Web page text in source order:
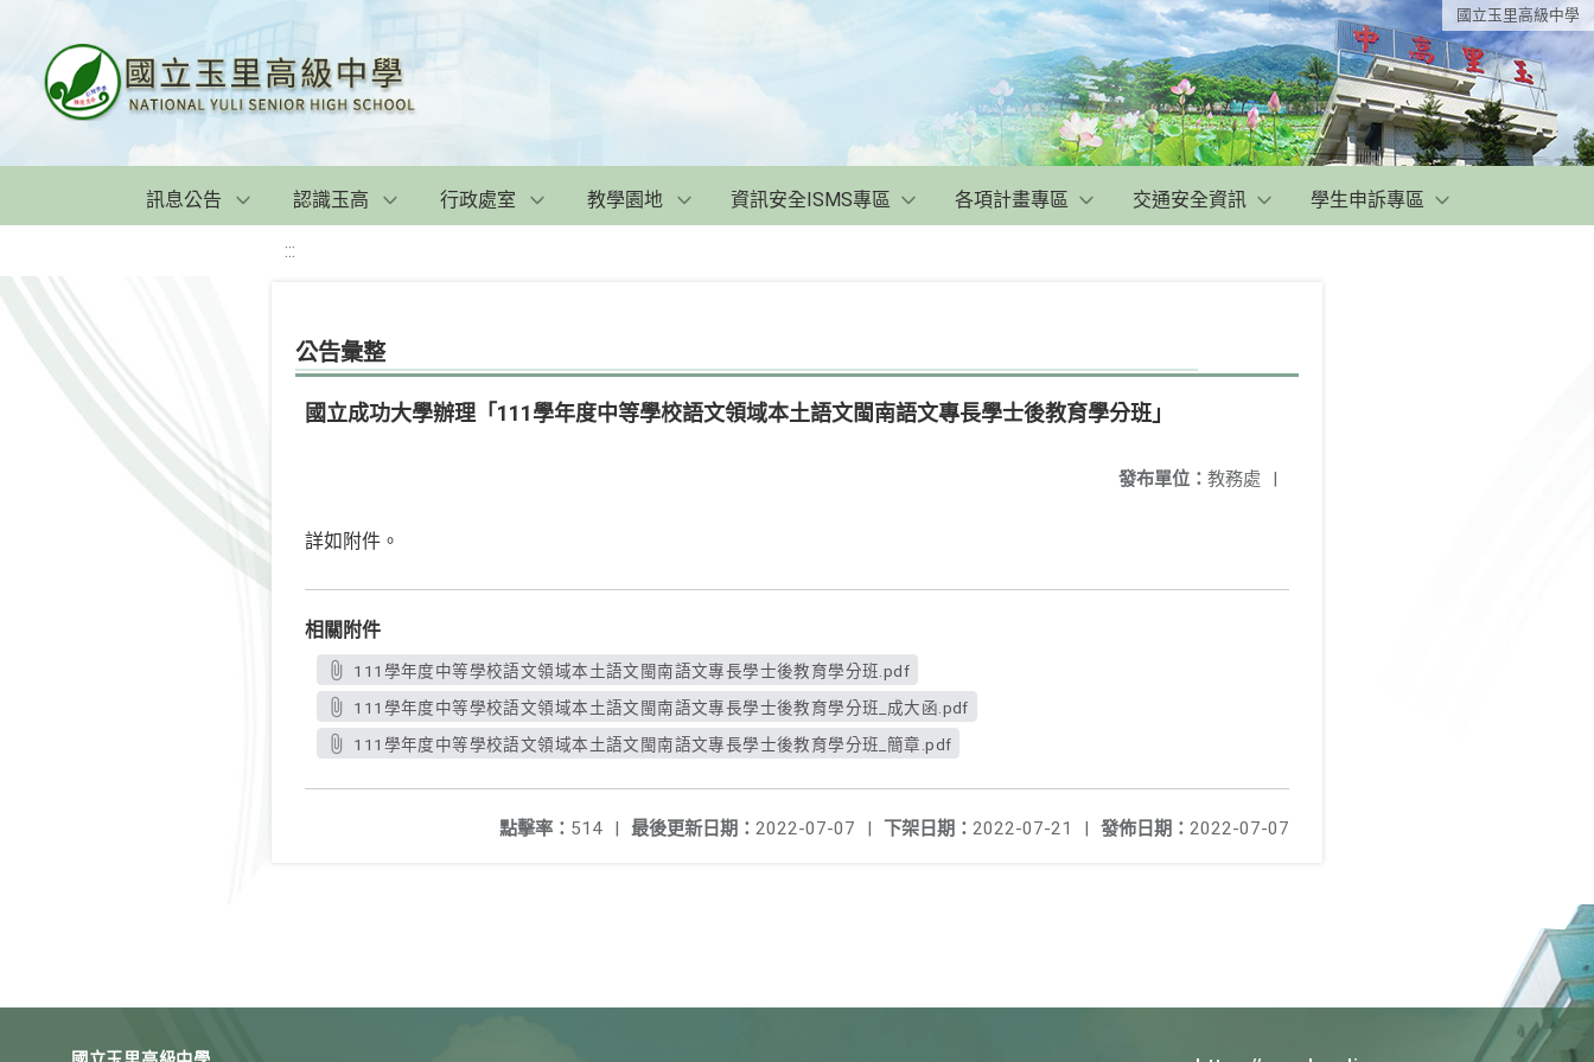
國立玉里高級中學
訊息公告 認識玉高 行政處室 教學園地 資訊安全ISMS專區 各項計畫專區 交通安全資訊 學生申訴專區
:::
公告彙整
國立成功大學辦理「111學年度中等學校語文領域本土語文閩南語文專長學士後教育學分班」
發布單位： 教務處 |
詳如附件。
相關附件
111學年度中等學校語文領域本土語文閩南語文專長學士後教育學分班.pdf
111學年度中等學校語文領域本土語文閩南語文專長學士後教育學分班_成大函.pdf
111學年度中等學校語文領域本土語文閩南語文專長學士後教育學分班_簡章.pdf
發佈日期： 2022-07-07
下架日期： 2022-07-21 |
最後更新日期： 2022-07-07 |
點擊率： 514 |